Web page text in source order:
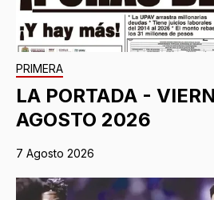
PRIMERA
LA PORTADA -
AGOSTO 2026
7 Agosto 2026